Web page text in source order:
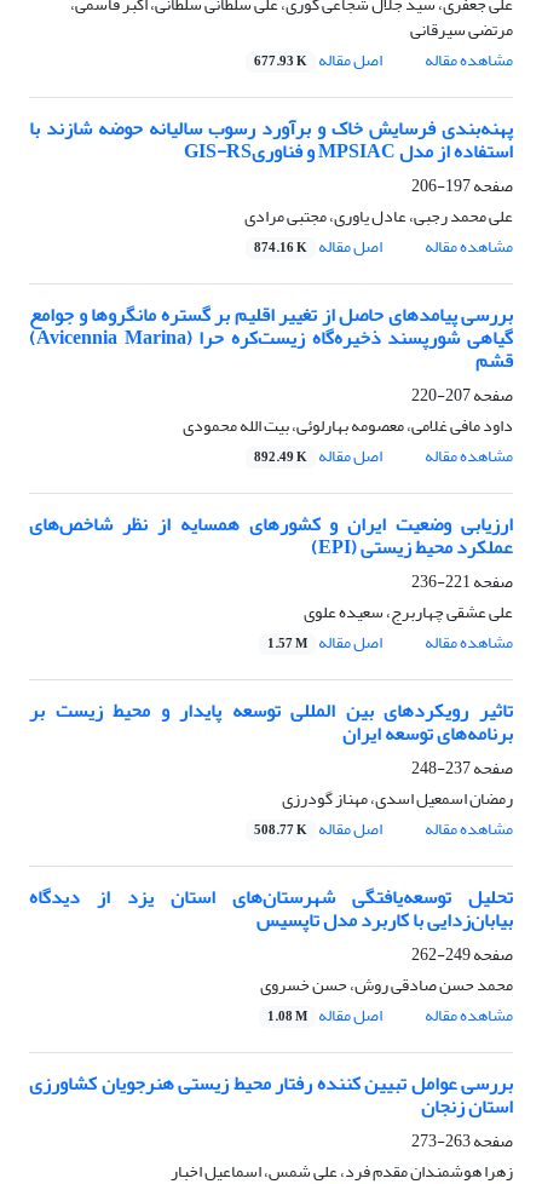
مرتضی سیرقانی
مشاهده مقاله
اصل مقاله 677.93 K
پهنه‌بندی فرسایش خاک و برآورد رسوب سالیانه حوضه شازند با
استفاده از مدل MPSIAC و فناوریGIS-RS
صفحه197-206
علی محمد رجبی، عادل یاوری، مجتبی مرادی
مشاهده مقاله
اصل مقاله 874.16 K
بررسی پیامدهای حاصل از تغییر اقلیم بر گستره مانگروها و جوامع
گیاهی شورپسند ذخیره‌گاه زیست‌کره حرا (Avicennia Marina)
قشم
صفحه207-220
داود مافی غلامی، معصومه بهارلوئی، بیت الله محمودی
مشاهده مقاله
اصل مقاله 892.49 K
ارزیابی وضعیت ایران و کشورهای همسایه از نظر شاخص‌های
عملکرد محیط زیستی (EPI)
صفحه221-236
علی عشقی چهاربرج، سعیده علوی
مشاهده مقاله
اصل مقاله 1.57 M
تاثیر رویکردهای بین المللی توسعه پایدار و محیط زیست بر
برنامه‌های توسعه ایران
صفحه237-248
رمضان اسمعیل اسدی، مهناز گودرزی
مشاهده مقاله
اصل مقاله 508.77 K
تحلیل توسعه‌یافتگی شهرستان‌های استان یزد از دیدگاه
بیابان‌زدایی با کاربرد مدل تاپسیس
صفحه249-262
محمد حسن صادقی روش، حسن خسروی
مشاهده مقاله
اصل مقاله 1.08 M
بررسی عوامل تبیین کننده رفتار محیط زیستی هنرجویان کشاورزی
استان زنجان
صفحه263-273
زهرا هوشمندان مقدم فرد، علی شمس، اسماعیل اخبار